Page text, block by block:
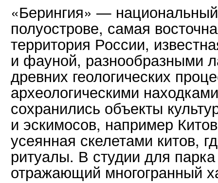
«Берингия» —
полуострове, самая
территория России,
и фауной, разнообразными
древних геологических
археологическими
сохранились объекты
и эскимосов, например
усеянная скелетами китов,
ритуалы. В студии для парка
отражающий многогранный